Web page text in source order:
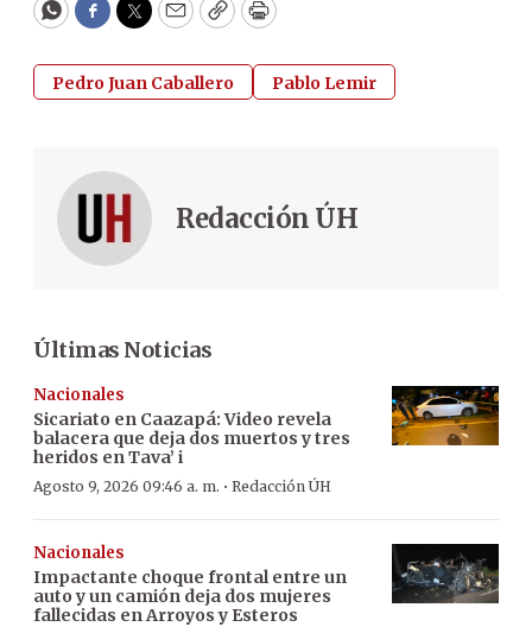
WhatsApp
Facebook
Twitter
EmailCopyPrint
Pedro Juan Caballero Pablo Lemir
Redacción ÚH
Últimas Noticias
Nacionales
Sicariato en Caazapá: Video revela
balacera que deja dos muertos y tres
heridos en Tava’ i
Agosto 9, 2026 09:46 a. m. · Redacción ÚH
Nacionales
Impactante choque frontal entre un
auto y un camión deja dos mujeres
fallecidas en Arroyos y Esteros